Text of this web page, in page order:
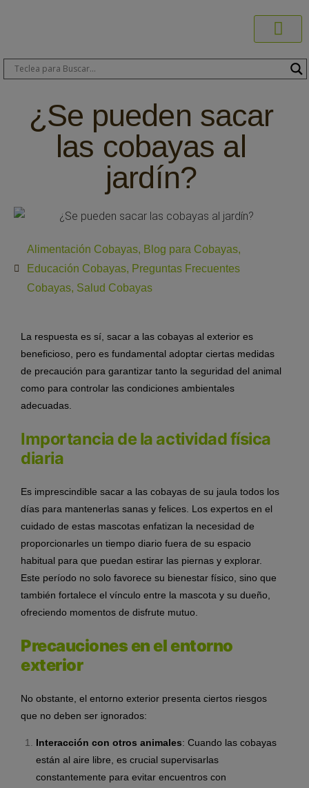
¿Se pueden sacar
las cobayas al
jardín?
Alimentación Cobayas, Blog para Cobayas,
Educación Cobayas, Preguntas Frecuentes
Cobayas, Salud Cobayas
La respuesta es sí, sacar a las cobayas al exterior es
beneficioso, pero es fundamental adoptar ciertas medidas
de precaución para garantizar tanto la seguridad del animal
como para controlar las condiciones ambientales
adecuadas.
Importancia de la actividad física
diaria
Es imprescindible sacar a las cobayas de su jaula todos los
días para mantenerlas sanas y felices. Los expertos en el
cuidado de estas mascotas enfatizan la necesidad de
proporcionarles un tiempo diario fuera de su espacio
habitual para que puedan estirar las piernas y explorar.
Este período no solo favorece su bienestar físico, sino que
también fortalece el vínculo entre la mascota y su dueño,
ofreciendo momentos de disfrute mutuo.
Precauciones en el entorno
exterior
No obstante, el entorno exterior presenta ciertos riesgos
que no deben ser ignorados:
Interacción con otros animales: Cuando las cobayas
están al aire libre, es crucial supervisarlas
constantemente para evitar encuentros con